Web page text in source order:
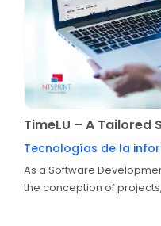
TimeLU – A
Tecnologías de la
As a Software
the conception of